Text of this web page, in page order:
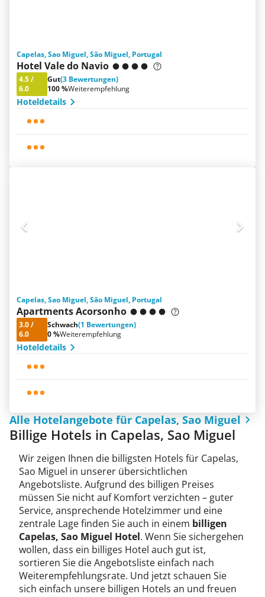
Capelas, Sao Miguel, São Miguel, Portugal
Hotel Vale do Navio
4.5/
6.0
Gut(3 Bewertungen)
100 %Weiterempfehlung
Hoteldetails
Capelas, Sao Miguel, São Miguel, Portugal
Apartments Acorsonho
3.0/
6.0
Schwach(1 Bewertungen)
0 %Weiterempfehlung
Hoteldetails
Alle Hotelangebote für Capelas, Sao Miguel
Billige Hotels in Capelas, Sao Miguel
Wir zeigen Ihnen die billigsten Hotels für Capelas,
Sao Miguel in unserer übersichtlichen
Angebotsliste. Aufgrund des billigen Preises
müssen Sie nicht auf Komfort verzichten – guter
Service, ansprechende Hotelzimmer und eine
zentrale Lage finden Sie auch in einem billigen
Capelas, Sao Miguel Hotel. Wenn Sie sichergehen
wollen, dass ein billiges Hotel auch gut ist,
sortieren Sie die Angebotsliste einfach nach
Weiterempfehlungsrate. Und jetzt schauen Sie
sich einfach unsere billigen Hotels an und freuen